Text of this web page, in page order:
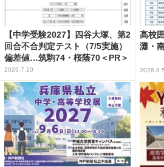
【中学受験2027】四谷大塚、第2
回合不合判定テスト（7/5実施）
偏差値…筑駒74・桜蔭70＜PR＞
2026.7.10
高校
灘・
2026.8.5